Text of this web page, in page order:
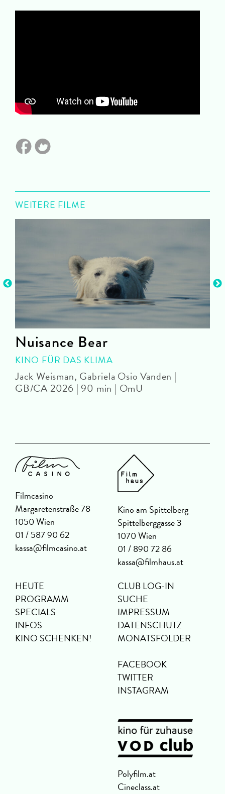
WEITERE FILME
Nuisance Bear
KINO FÜR DAS KLIMA
Jack Weisman, Gabriela Osio Vanden |
GB/CA 2026 | 90 min | OmU
Filmcasino
Margaretenstraße 78
1050 Wien
01 / 587 90 62
kassa@filmcasino.at
Kino am Spittelberg
Spittelberggasse 3
1070 Wien
01 / 890 72 86
kassa@filmhaus.at
HEUTE
PROGRAMM
SPECIALS
INFOS
KINO SCHENKEN!
CLUB LOG-IN
SUCHE
IMPRESSUM
DATENSCHUTZ
MONATSFOLDER
FACEBOOK
TWITTER
INSTAGRAM
Polyfilm.at
Cineclass.at